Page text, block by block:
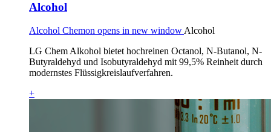
Alcohol
Alcohol Chemon opens in new window Alcohol
LG Chem Alkohol bietet hochreinen Octanol, N-Butanol, N-
Butyraldehyd und Isobutyraldehyd mit 99,5% Reinheit durch
modernstes Flüssigkreislaufverfahren.
+